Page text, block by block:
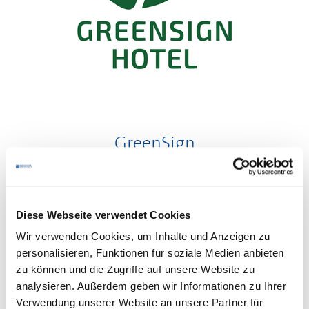
Diese Webseite verwendet Cookies
Wir verwenden Cookies, um Inhalte und Anzeigen zu
personalisieren, Funktionen für soziale Medien anbieten
zu können und die Zugriffe auf unsere Website zu
analysieren. Außerdem geben wir Informationen zu Ihrer
Verwendung unserer Website an unsere Partner für
GreenSign
Mit dem GreenSign-Nachhaltigkeitszertifikat erhalten
Betriebe seit 2015 im Gastgewerbe eine transparente,
sowie Partnern ihr Engagement für Umwelt, Gesellschaft und
verantwortungsvolles Wirtschaften. Das Ziel von GreenSign:
Hotels & Gastrobetrieben den Weg zu mehr Nachhaltigkeit zu
erleichtern und gleichzeitig wirtschaftliche Vorteile zu
schaffen.